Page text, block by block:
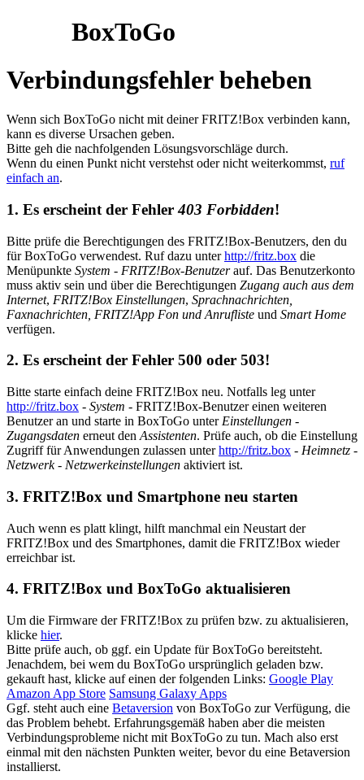
BoxToGo
Verbindungsfehler beheben
Wenn sich BoxToGo nicht mit deiner FRITZ!Box verbinden kann,
kann es diverse Ursachen geben.
Bitte geh die nachfolgenden Lösungsvorschläge durch.
Wenn du einen Punkt nicht verstehst oder nicht weiterkommst, ruf
einfach an.
1. Es erscheint der Fehler403 Forbidden!
Bitte prüfe die Berechtigungen des FRITZ!Box-Benutzers, den du
für BoxToGo verwendest. Ruf dazu unterhttp://fritz.box die
Menüpunkte System - FRITZ!Box-Benutzerauf. Das Benutzerkonto
muss aktiv sein und über die Berechtigungen Zugang auch aus dem
Internet, FRITZ!Box Einstellungen, Sprachnachrichten,
Faxnachrichten, FRITZ!App Fon und Anrufliste und Smart Home
verfügen.
2. Es erscheint der Fehler 500 oder 503!
Bitte starte einfach deine FRITZ!Box neu. Notfalls leg unter
http://fritz.box - System - FRITZ!Box-Benutzer einen weiteren
Benutzer an und starte in BoxToGo unter Einstellungen -
Zugangsdaten erneut den Assistenten. Prüfe auch, ob die Einstellung
Zugriff für Anwendungen zulassen unterhttp://fritz.box - Heimnetz -
Netzwerk- Netzwerkeinstellungen aktiviert ist.
3. FRITZ!Box und Smartphone neu starten
Auch wenn es platt klingt, hilft manchmal ein Neustart der
FRITZ!Box und des Smartphones, damit die FRITZ!Box wieder
erreichbar ist.
4. FRITZ!Box und BoxToGo aktualisieren
Um die Firmware der FRITZ!Box zu prüfen bzw. zu aktualisieren,
klicke hier.
Bitte prüfe auch, ob ggf. ein Update für BoxToGo bereitsteht.
Jenachdem, bei wem du BoxToGo ursprünglich geladen bzw.
gekauft hast, klicke auf einen der folgenden Links: Google Play
Amazon App Store Samsung Galaxy Apps
Ggf. steht auch eine Betaversion von BoxToGo zur Verfügung, die
das Problem behebt. Erfahrungsgemäß haben aber die meisten
Verbindungsprobleme nicht mit BoxToGo zu tun. Mach also erst
einmal mit den nächsten Punkten weiter, bevor du eine Betaversion
installierst.